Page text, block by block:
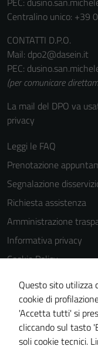
Centralino unico: +39
CONTATTI D.P.O.
Mail: dpo2@dasein.it
PEC:
(per comunicare
La mail del DPO va
privacy
Leggi le FAQ
Prenotazione
Segnalazione
Richiesta assistenza
Amministrazione
Informativa privacy
Cookie Policy
Note legali
Dichiarazione di
Obiettivi di accessibilità
Piano di
Questo sito utilizza
cookie di
'Accetta tutti' si
cliccando sul tasto
soli cookie tecnici.